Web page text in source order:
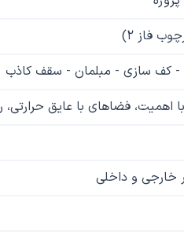
فاز ۲)
- کف سازی - مبلمان - سقف کاذب
اهمیت، فضاهای با عایق